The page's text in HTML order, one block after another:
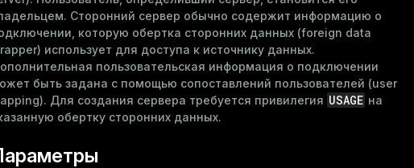
Сторонний сервер обычно содержит информацию о
которую обертка сторонних данных (foreign data
использует для доступа к источнику данных.
пользовательская информация о подключении
быть задана с помощью сопоставлений пользователей (user
Для создания сервера требуется привилегия USAGE на
обертку сторонних данных.